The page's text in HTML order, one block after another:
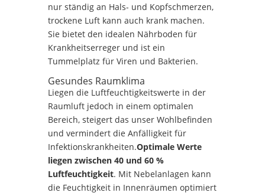
nur ständig an Hals- und Kopfschmerzen,
trockene Luft kann auch krank machen.
Sie bietet den idealen Nährboden für
Krankheitserreger und ist ein
Tummelplatz für Viren und Bakterien.
Gesundes Raumklima
Liegen die Luftfeuchtigkeitswerte in der
Raumluft jedoch in einem optimalen
Bereich, steigert das unser Wohlbefinden
und vermindert die Anfälligkeit für
Infektionskrankheiten.Optimale Werte
liegen zwischen 40 und 60 %
Luftfeuchtigkeit. Mit Nebelanlagen kann
die Feuchtigkeit in Innenräumen optimiert